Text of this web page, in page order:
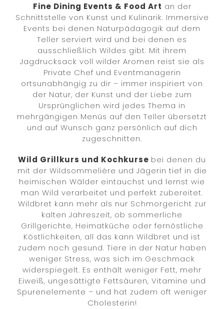
Fine Dining Events & Food Art an der
Schnittstelle von Kunst und Kulinarik. Immersive
Events bei denen Naturpädagogik auf dem
Teller serviert wird und bei denen es
ausschließlich Wildes gibt. Mit ihrem
Jagdrucksack voll wilder Aromen reist sie als
Private Chef und Eventmanagerin
ortsunabhängig zu dir – immer inspiriert von
der Natur, der Kunst und der Liebe zum
Ursprünglichen wird jedes Thema in
mehrgängigen Menüs auf den Teller übersetzt
und auf Wunsch ganz persönlich auf dich
zugeschnitten.
Wild Grillkurs und Kochkurse bei denen du
mit der Wildsommeliére und Jägerin tief in die
heimischen Wälder eintauchst und lernst wie
man Wild verarbeitet und perfekt zubereitet.
Wildbret kann mehr als nur Schmorgericht zur
kalten Jahreszeit, ob sommerliche
Grillgerichte, Heimatküche oder fernöstliche
Köstlichkeiten, all das kann Wildbret und ist
zudem noch gesund. Tiere in der Natur haben
weniger Stress, was sich im Geschmack
widerspiegelt. Es enthält weniger Fett, mehr
Eiweiß, ungesättigte Fettsäuren, Vitamine und
Spurenelemente – und hat zudem oft weniger
Cholesterin!